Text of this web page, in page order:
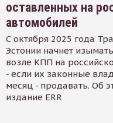
оставленных на
автомобилей
С октября 2025 года
Эстонии начнет
возле КПП на
- если их законные
месяц - продавать. Об
издание ERR